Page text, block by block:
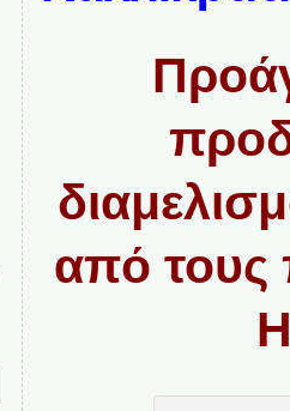
από τους